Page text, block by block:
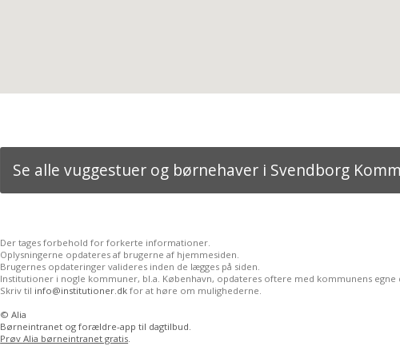
Se alle vuggestuer og børnehaver i Svendborg
Der tages forbehold for forkerte informationer.
Oplysningerne opdateres af brugerne af hjemmesiden.
Brugernes opdateringer valideres inden de lægges på siden.
Institutioner i nogle kommuner, bl.a. København, opdateres oftere med kommunens egne
Skriv til info@institutioner.dk for at høre om mulighederne.
©Alia
Børneintranet og forældre-app til dagtilbud.
Prøv Alia børneintranet gratis